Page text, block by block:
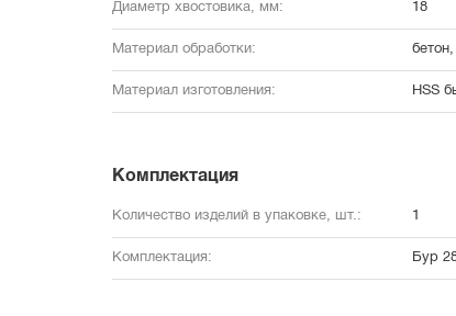
Диаметр хвостовика, мм: 18
Материал обработки:
Материал изготовления: HSS
Комплектация
Количество изделий в упаковке, шт.: 1
Комплектация: Бур